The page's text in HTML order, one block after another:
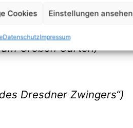
Cookies Einstellungen ansehen
DatenschutzImpressum
Großen Garten) –
Dresdner Zwingers“)